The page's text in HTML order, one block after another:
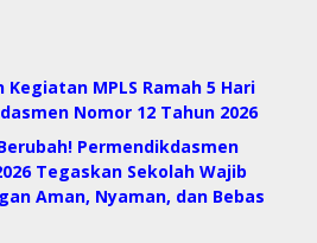
MPLS Ramah 5 Hari
Nomor 12 Tahun 2026
Permendikdasmen
Tegaskan Sekolah Wajib
Aman, Nyaman, dan Bebas